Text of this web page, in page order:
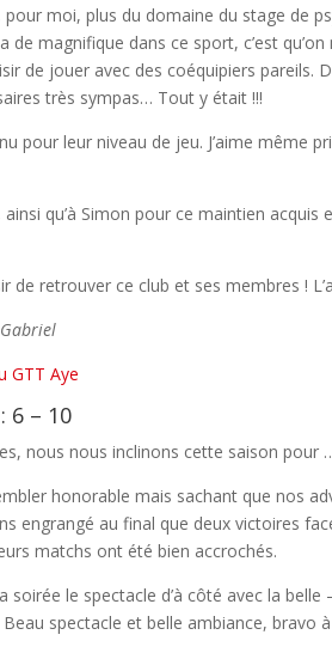
moi, plus du domaine du stage de
de magnifique dans ce sport, c’est
de jouer avec des coéquipiers pareils.
très sympas… Tout y était !!!
pour leur niveau de jeu. J’aime même
qu’à Simon pour ce maintien acquis
de retrouver ce club et ses membres !
GTT Aye
6 – 10
nous nous inclinons cette saison pour
honorable mais sachant que nos
engrangé au final que deux victoires
matchs ont été bien accrochés.
soirée le spectacle d’à côté avec la
spectacle et belle ambiance, bravo